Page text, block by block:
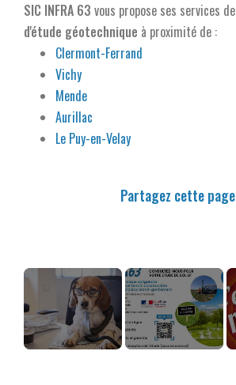
SIC INFRA 63 vous propose ses services de
d'étude géotechnique à proximité de :
Clermont-Ferrand
Vichy
Mende
Aurillac
Le Puy-en-Velay